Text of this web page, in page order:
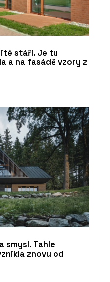
stáří. Je tu
a na fasádě vzory z
smysl. Tahle
znovu od